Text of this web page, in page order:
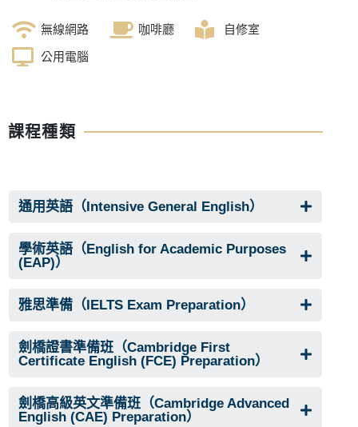
無線網路 咖啡廳
自修室
公用電腦
課程種類
通用英語（Intensive General English）
學術英語（English for Academic Purposes
(EAP)）
雅思準備（IELTS Exam Preparation）
劍橋證書準備班（Cambridge First
Certificate English (FCE) Preparation）
劍橋高級英文準備班（Cambridge Advanced
English (CAE) Preparation）